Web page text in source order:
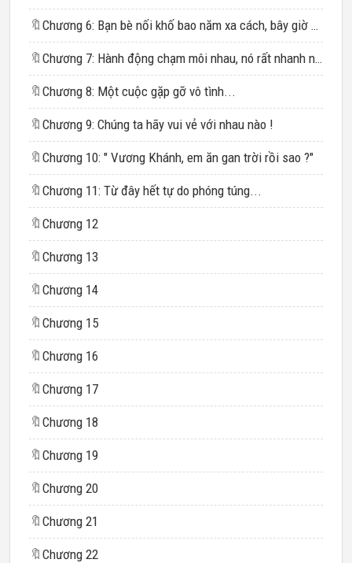
🔖 Chương 6: Bạn bè nối khố bao năm xa cách, bây giờ gặp lại, kỳ thực cũng có chút vui mừng...
🔖 Chương 7: Hành động chạm môi nhau, nó rất nhanh nhưng lại làm tim hắn như vỡ vụn...
🔖 Chương 8: Một cuộc gặp gỡ vô tình...
🔖 Chương 9: Chúng ta hãy vui vẻ với nhau nào !
🔖 Chương 10: " Vương Khánh, em ăn gan trời rồi sao ?"
🔖 Chương 11: Từ đây hết tự do phóng túng...
🔖 Chương 12
🔖 Chương 13
🔖 Chương 14
🔖 Chương 15
🔖 Chương 16
🔖 Chương 17
🔖 Chương 18
🔖 Chương 19
🔖 Chương 20
🔖 Chương 21
🔖 Chương 22